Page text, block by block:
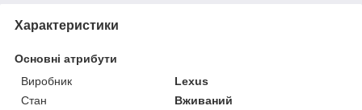
Характеристики
Основні атрибути
Виробник
Lexus
Стан
Вживаний